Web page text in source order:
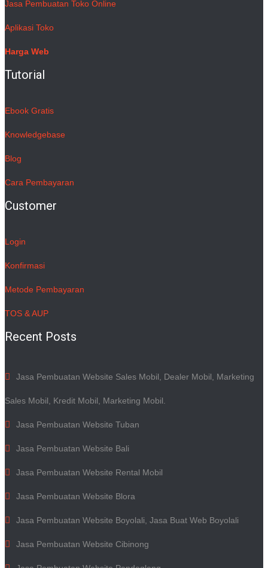
Jasa Pembuatan Toko Online
Aplikasi Toko
Harga Web
Tutorial
Ebook Gratis
Knowledgebase
Blog
Cara Pembayaran
Customer
Login
Konfirmasi
Metode Pembayaran
TOS & AUP
Recent Posts
Jasa Pembuatan Website Sales Mobil, Dealer Mobil, Marketing
Sales Mobil, Kredit Mobil, Marketing Mobil.
Jasa Pembuatan Website Tuban
Jasa Pembuatan Website Bali
Jasa Pembuatan Website Rental Mobil
Jasa Pembuatan Website Blora
Jasa Pembuatan Website Boyolali, Jasa Buat Web Boyolali
Jasa Pembuatan Website Cibinong